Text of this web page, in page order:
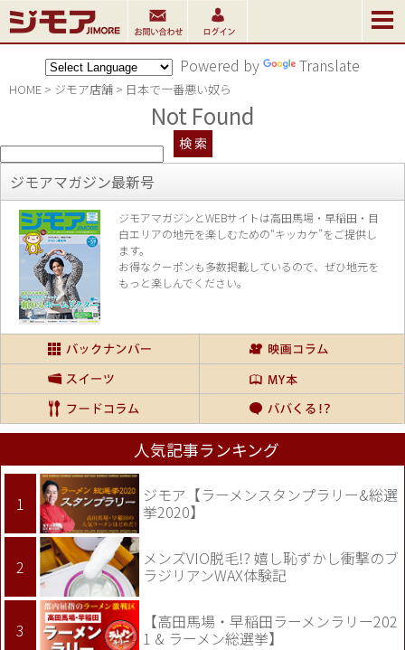
Powered by Translate
HOME > ジモア店舗 > 日本で一番悪い奴ら
Not Found
ジモアマガジン最新号
ジモアマガジンとWEBサイトは高田馬場・早稲田・目
白エリアの地元を楽しむための“キッカケ”をご提供し
ます。
お得なクーポンも多数掲載しているので、 ぜひ地元を
もっと楽しんでください。
人気記事ランキング
ジモア【ラーメンスタンプラリー&総選
挙2020】
メンズVIO脱毛!? 嬉し恥ずかし衝撃のブ
ラジリアンWAX体験記
【高田馬場・早稲田ラーメンラリー202
1 & ラーメン総選挙】